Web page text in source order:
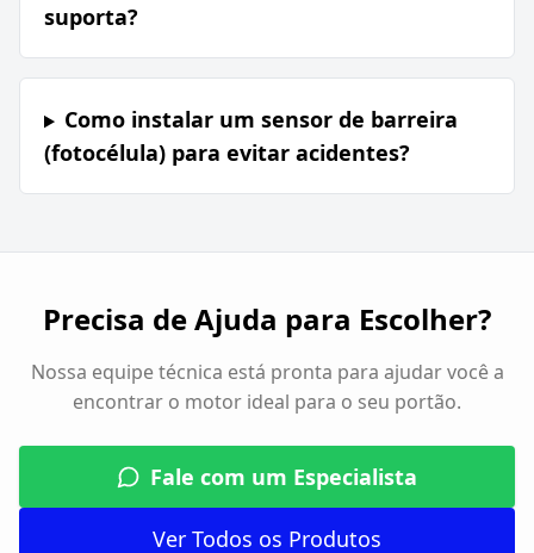
suporta?
Como instalar um sensor de barreira
(fotocélula) para evitar acidentes?
Precisa de Ajuda para Escolher?
Nossa equipe técnica está pronta para ajudar você a
encontrar o motor ideal para o seu portão.
Fale com um Especialista
Ver Todos os Produtos